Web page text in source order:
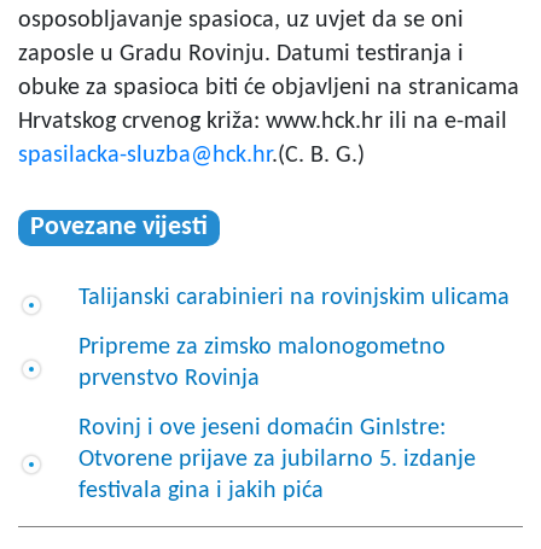
osposobljavanje spasioca, uz uvjet da se oni
zaposle u Gradu Rovinju. Datumi testiranja i
obuke za spasioca biti će objavljeni na stranicama
Hrvatskog crvenog križa: www.hck.hr ili na e-mail
spasilacka-sluzba@hck.hr.(C. B. G.)
Povezane vijesti
Talijanski carabinieri na rovinjskim ulicama
Pripreme za zimsko malonogometno
prvenstvo Rovinja
Rovinj i ove jeseni domaćin GinIstre:
Otvorene prijave za jubilarno 5. izdanje
festivala gina i jakih pića